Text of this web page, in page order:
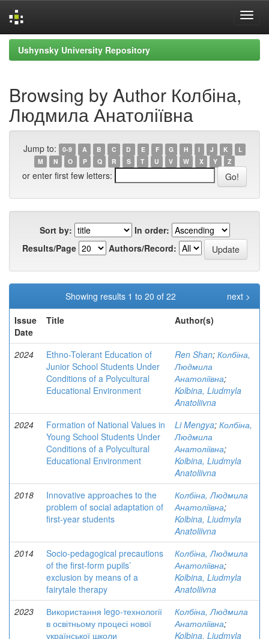
Skip
navigation
Ushynsky University Repository
Browsing by Author Колбіна,
Людмила Анатоліївна
Jump to: 0-9 A B C D E F G H I J K
L
M
N O P Q R S T U V W X Y Z
or enter first few letters:
Sort by:
In order:
Results/Page
Authors/Record:
Showing results 1 to 20 of 22
next >
Issue
Date
Title Author(s)
2024
Ethno-Tolerant Education of
Junior School Students Under
Conditions of a Polycultural
Educational Environment
Ren Shan; Колбіна,
Людмила
Анатоліївна;
Kolbina, Liudmyla
Anatoliivna
2024
Formation of National Values in
Young School Students Under
Conditions of a Polycultural
Educational Environment
Li Mengya; Колбіна,
Людмила
Анатоліївна;
Kolbina, Liudmyla
Anatoliivna
2018
Innovative approaches to the
problem of social adaptation of
first-year students
Колбіна, Людмила
Анатоліївна;
Kolbina, Liudmyla
Anatoliivna
2014
Socio-pedagogical precautions
of the first-form pupils’
exclusion by means of a
fairytale therapy
Колбіна, Людмила
Анатоліївна;
Kolbina, Liudmyla
Anatoliivna
2023
Використання lego-технології
в освітньому процесі нової
української школи
Колбіна, Людмила
Анатоліївна;
Kolbina, Liudmyla